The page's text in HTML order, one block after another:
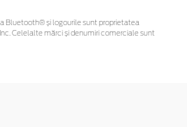
Bluetooth® și logourile sunt proprietatea
Celelalte mărci și denumiri comerciale sunt